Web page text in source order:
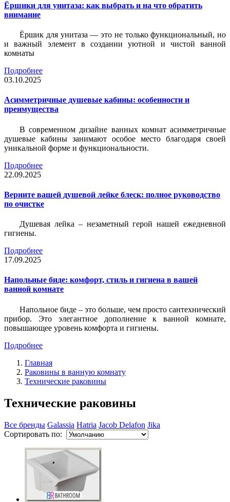
Ёршики для унитаза: как выбрать и на что обратить
внимание
Ёршик для унитаза — это не только функциональный, но
и важный элемент в создании уютной и чистой ванной
комнаты
Подробнее
03.10.2025
Асимметричные душевые кабины: особенности и
преимущества
В современном дизайне ванных комнат асимметричные
душевые кабины занимают особое место благодаря своей
уникальной форме и функциональности.
Подробнее
22.09.2025
Верните вашей душевой лейке блеск: полное руководство
по очистке
Душевая лейка – незаметный герой нашей ежедневной
гигиены.
Подробнее
17.09.2025
Напольные биде: комфорт, стиль и гигиена в вашей
ванной комнате
Напольное биде – это больше, чем просто сантехнический
прибор. Это элегантное дополнение к ванной комнате,
повышающее уровень комфорта и гигиены.
Подробнее
Главная
Раковины в ванную комнату
Технические раковины
Технические раковины
Все бренды Galassia Hatria Jacob Delafon Jika
Сортировать по: